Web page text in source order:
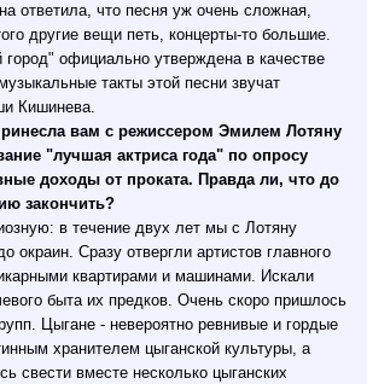
ответила, что песня уж очень сложная,
другие вещи петь, концерты-то большие.
официально утверждена в качестве
такты этой песни звучат
Кишинева.
вам с режиссером Эмилем Лотяну
"лучшая актриса года" по опросу
доходы от проката. Правда ли, что до
закончить?
в течение двух лет мы с Лотяну
Сразу отвергли артистов главного
квартирами и машинами. Искали
быта их предков. Очень скоро пришлось
Цыгане - невероятно ревнивые и гордые
хранителем цыганской культуры, а
свести вместе несколько цыганских